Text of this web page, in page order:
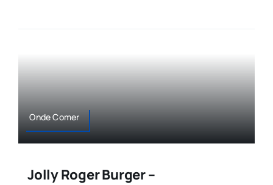
Onde Comer
Jolly Roger Burger –